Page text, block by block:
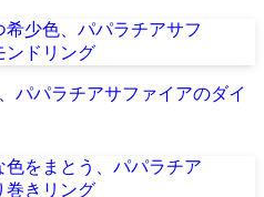
パパラチアサファイアのダイ